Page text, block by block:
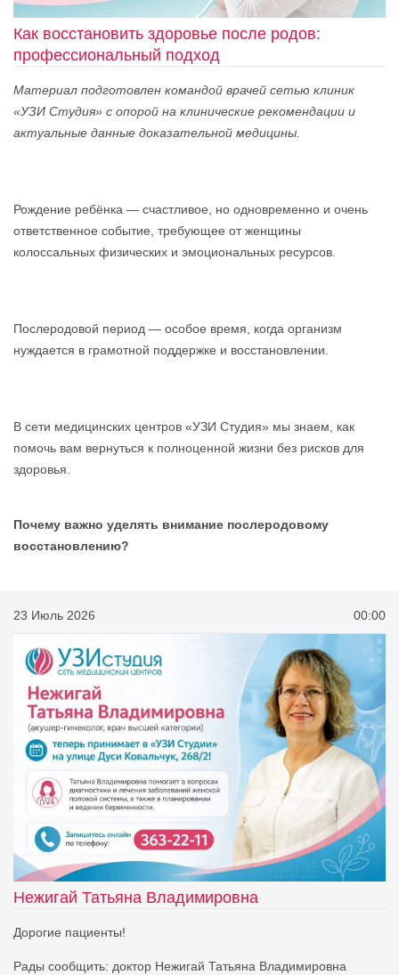
Как восстановить здоровье после родов:
профессиональный подход
Материал подготовлен командой врачей сетью клиник
«УЗИ Студия» с опорой на клинические рекомендации и
актуальные данные доказательной медицины.
Рождение ребёнка — счастливое, но одновременно и очень
ответственное событие, требующее от женщины
колоссальных физических и эмоциональных ресурсов.
Послеродовой период — особое время, когда организм
нуждается в грамотной поддержке и восстановлении.
В сети медицинских центров «УЗИ Студия» мы знаем, как
помочь вам вернуться к полноценной жизни без рисков для
здоровья.
Почему важно уделять внимание послеродовому
восстановлению?
23 Июль 2026 00:00
Нежигай Татьяна Владимировна
Дорогие пациенты!
Рады сообщить: доктор Нежигай Татьяна Владимировна